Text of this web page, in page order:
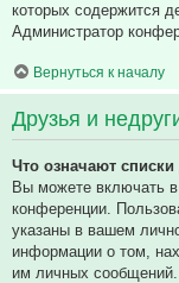
которых содержится
Администратор
Вернуться к началу
Друзья и
Что означают
Вы можете включать в
конференции.
указаны в вашем
информации о том,
им личных